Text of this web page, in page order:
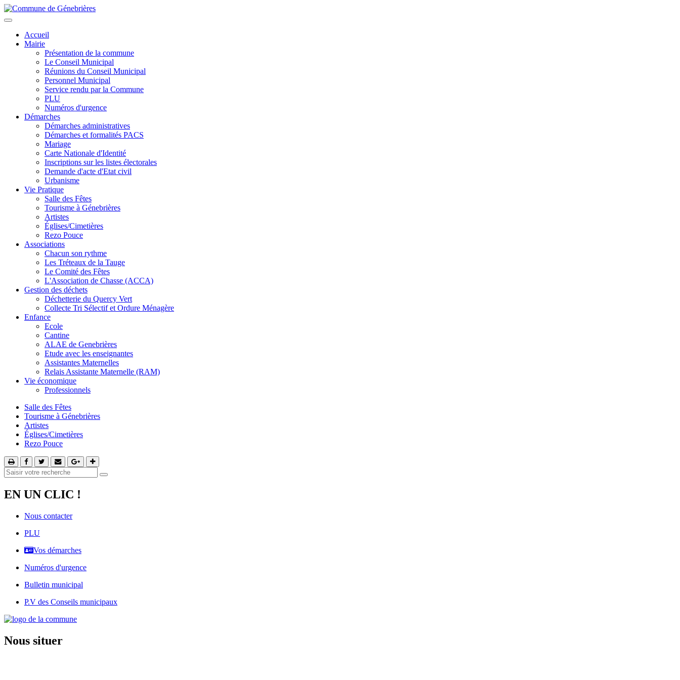
Aller
au
principal
Toggle
navigationAccueil
Mairie
Présentation de la commune
Le Conseil Municipal
Réunions du Conseil Municipal
Personnel Municipal
Service rendu par la Commune
PLU
Numéros d'urgence
Démarches
Démarches administratives
Démarches et formalités PACS
Mariage
Carte Nationale d'Identité
Inscriptions sur les listes électorales
Demande d'acte d'Etat civil
Urbanisme
Vie Pratique
Salle des Fêtes
Tourisme à Génebrières
Artistes
Églises/Cimetières
Rezo Pouce
Associations
Chacun son rythme
Les Tréteaux de la Tauge
Le Comité des Fêtes
L'Association de Chasse (ACCA)
Gestion des déchets
Déchetterie du Quercy Vert
Collecte Tri Sélectif et Ordure Ménagère
Enfance
Ecole
Cantine
ALAE de Genebrières
Etude avec les enseignantes
Assistantes Maternelles
Relais Assistante Maternelle (RAM)
Vie économique
Professionnels
Salle des Fêtes
Tourisme à Génebrières
Artistes
Églises/Cimetières
Rezo Pouce
EN UN CLIC !
Nous contacter
PLU
Vos démarches
Numéros d'urgence
Bulletin municipal
P.V des Conseils municipaux
Nous situer